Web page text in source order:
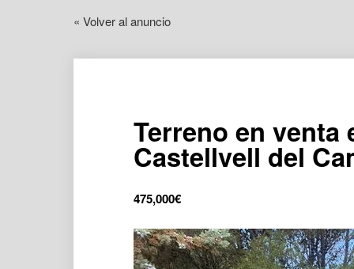
« Volver al anuncio
Terreno en venta
Castellvell del
475,000€